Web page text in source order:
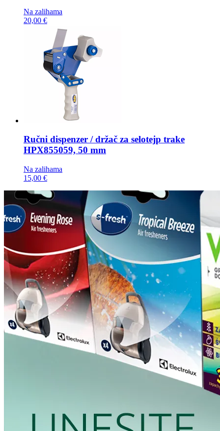
Na zalihama
20,00 €
Ručni dispenzer / držač za selotejp trake
HPX855059, 50 mm
Na zalihama
15,00 €